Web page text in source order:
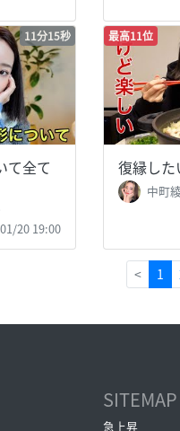
11分15秒
て全て
20 19:00
最高11位
復縁し
中町
< 1
SITEMAP
急上昇